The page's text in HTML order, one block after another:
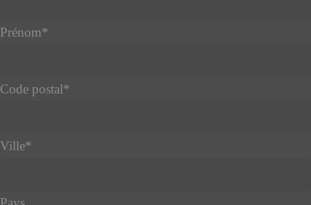
Prénom*
Code postal*
Ville*